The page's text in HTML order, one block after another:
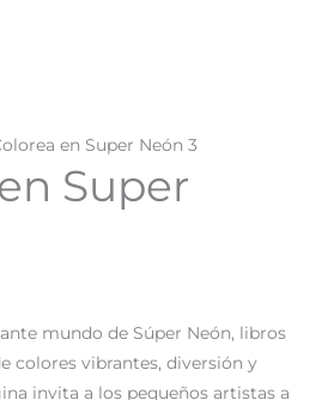
en Super Neón 3
Super
mundo de Súper Neón, libros
colores vibrantes, diversión y
invita a los pequeños artistas a